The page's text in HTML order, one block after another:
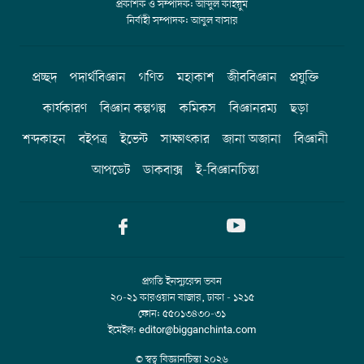
প্রকাশক ও সম্পাদক: আব্দুল কাইয়ুম
নির্বাহী সম্পাদক: আবুল বাসার
প্রচ্ছদ পদার্থবিজ্ঞান গণিত মহাকাশ জীববিজ্ঞান
প্রযুক্তি
কার্যকারণ
বিজ্ঞান কল্পগল্প কমিকস বিজ্ঞানরম্য
ছড়া
শব্দকাহন
বইপত্র ইভেন্ট সাক্ষাৎকার জানা অজানা
বিজ্ঞানী
আপডেট
ডাকবাক্স ই-বিজ্ঞানচিন্তা
প্রগতি ইনস্যুরেন্স ভবন
২০-২১ কারওয়ান বাজার, ঢাকা - ১২১৫
ফোন: ৫৫০১৩৪৩০-৩১
ইমেইল: editor@bigganchinta.com
© স্বত্ব বিজ্ঞানচিন্তা২০২৬